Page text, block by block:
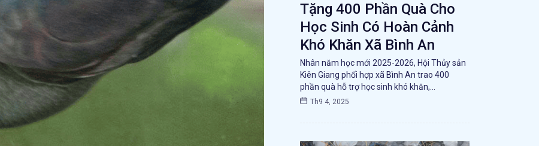
Tặng 400 Phần Quà Cho
Học Sinh Có Hoàn Cảnh
Khó Khăn Xã Bình An
Nhân năm học mới 2025-2026, Hội Thủy sản
Kiên Giang phối hợp xã Bình An trao 400
phần quà hỗ trợ học sinh khó khăn,…
Th9 4, 2025